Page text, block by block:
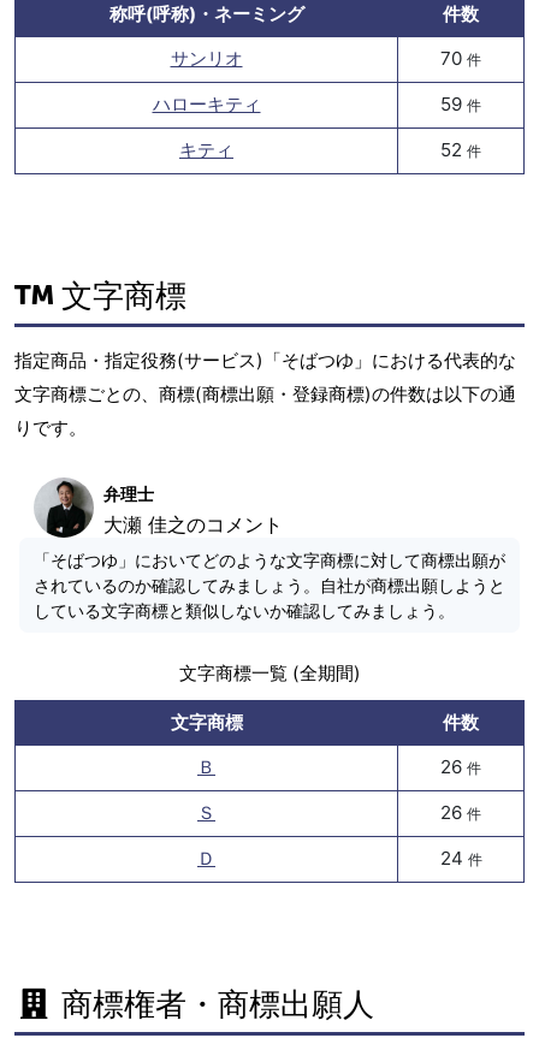
称呼(呼称)・ネーミング
件数
サンリオ
70 件
ハローキティ 59 件
キティ 52 件
文字商標
指定商品・指定役務(サービス)「そばつゆ」における代表的な
文字商標ごとの、商標(商標出願・登録商標)の件数は以下の通
りです。
弁理士
大瀬 佳之のコメント
「そばつゆ」においてどのような文字商標に対して商標出願が
されているのか確認してみましょう。自社が商標出願しようと
している文字商標と類似しないか確認してみましょう。
文字商標一覧 (全期間)
文字商標
件数
Ｂ
26 件
Ｓ 26 件
Ｄ 24 件
商標権者・商標出願人